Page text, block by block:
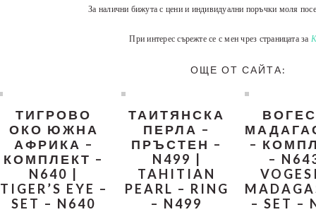
За налични бижута с цени и индивидуални поръчки моля
При интерес сърежте се с мен чрез страницата за
ОЩЕ ОТ САЙТА:
ТИГРОВО
ОКО ЮЖНА
АФРИКА –
КОМПЛЕКТ –
N640 |
TIGER’S EYE –
SET – N640
ТАИТЯНСКА
ПЕРЛА –
ПРЪСТЕН –
N499 |
TAHITIAN
PEARL – RING
– N499
–
–
– SET –